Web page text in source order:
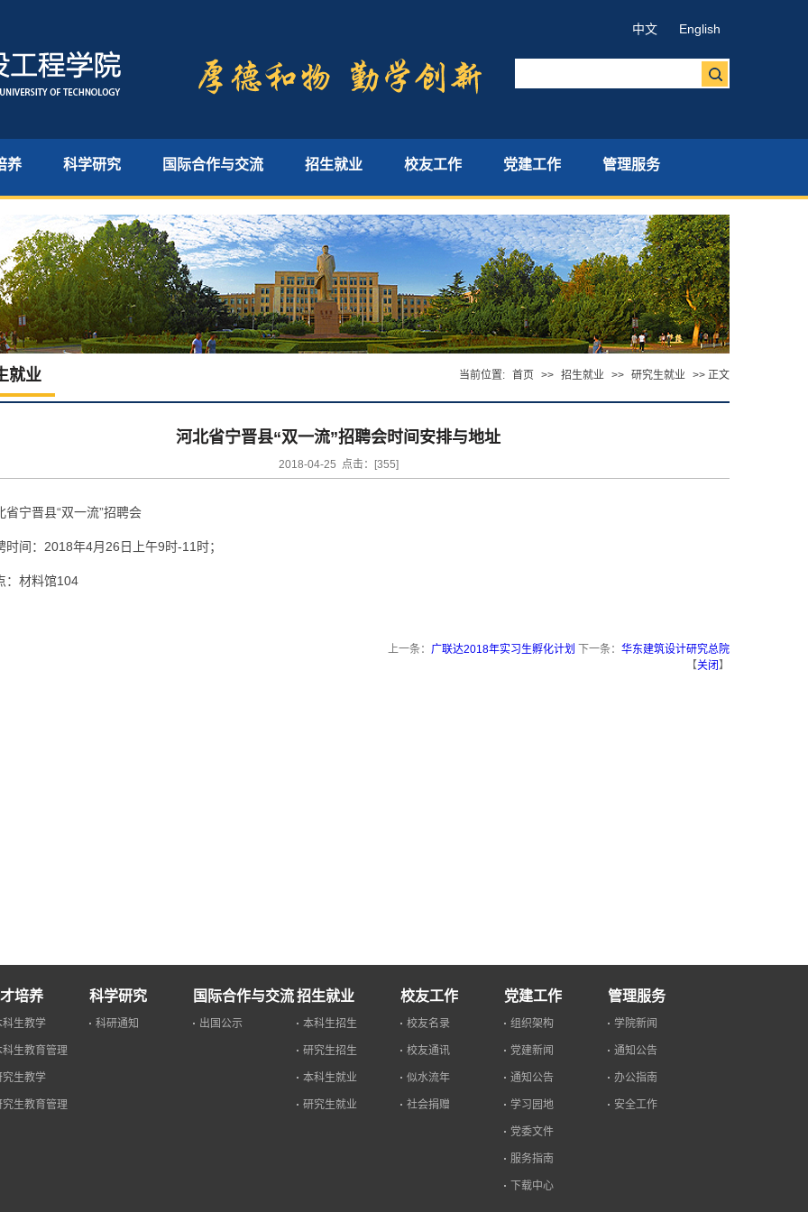
中文 English
养 科学研究 国际合作与交流 招生就业 校友工作 党建工作 管理服务
就业 当前位置: 首页 >> 招生就业 >> 研究生就业 >> 正文
河北省宁晋县“双一流”招聘会时间安排与地址
2018-04-25 点击：[355]
省宁晋县“双一流”招聘会
时间：2018年4月26日上午9时-11时；
：材料馆104
上一条： 广联达2018年实习生孵化计划 下一条： 华东建筑设计研究总院
【关闭 】
培养
科生教学
科生教育管理
究生教学
究生教育管理
科学研究
科研通知
国际合作与交流
出国公示
招生就业
本科生招生
研究生招生
本科生就业
研究生就业
校友工作
校友名录
校友通讯
似水流年
社会捐赠
党建工作
组织架构
党建新闻
通知公告
学习园地
党委文件
服务指南
下载中心
管理服务
学院新闻
通知公告
办公指南
安全工作